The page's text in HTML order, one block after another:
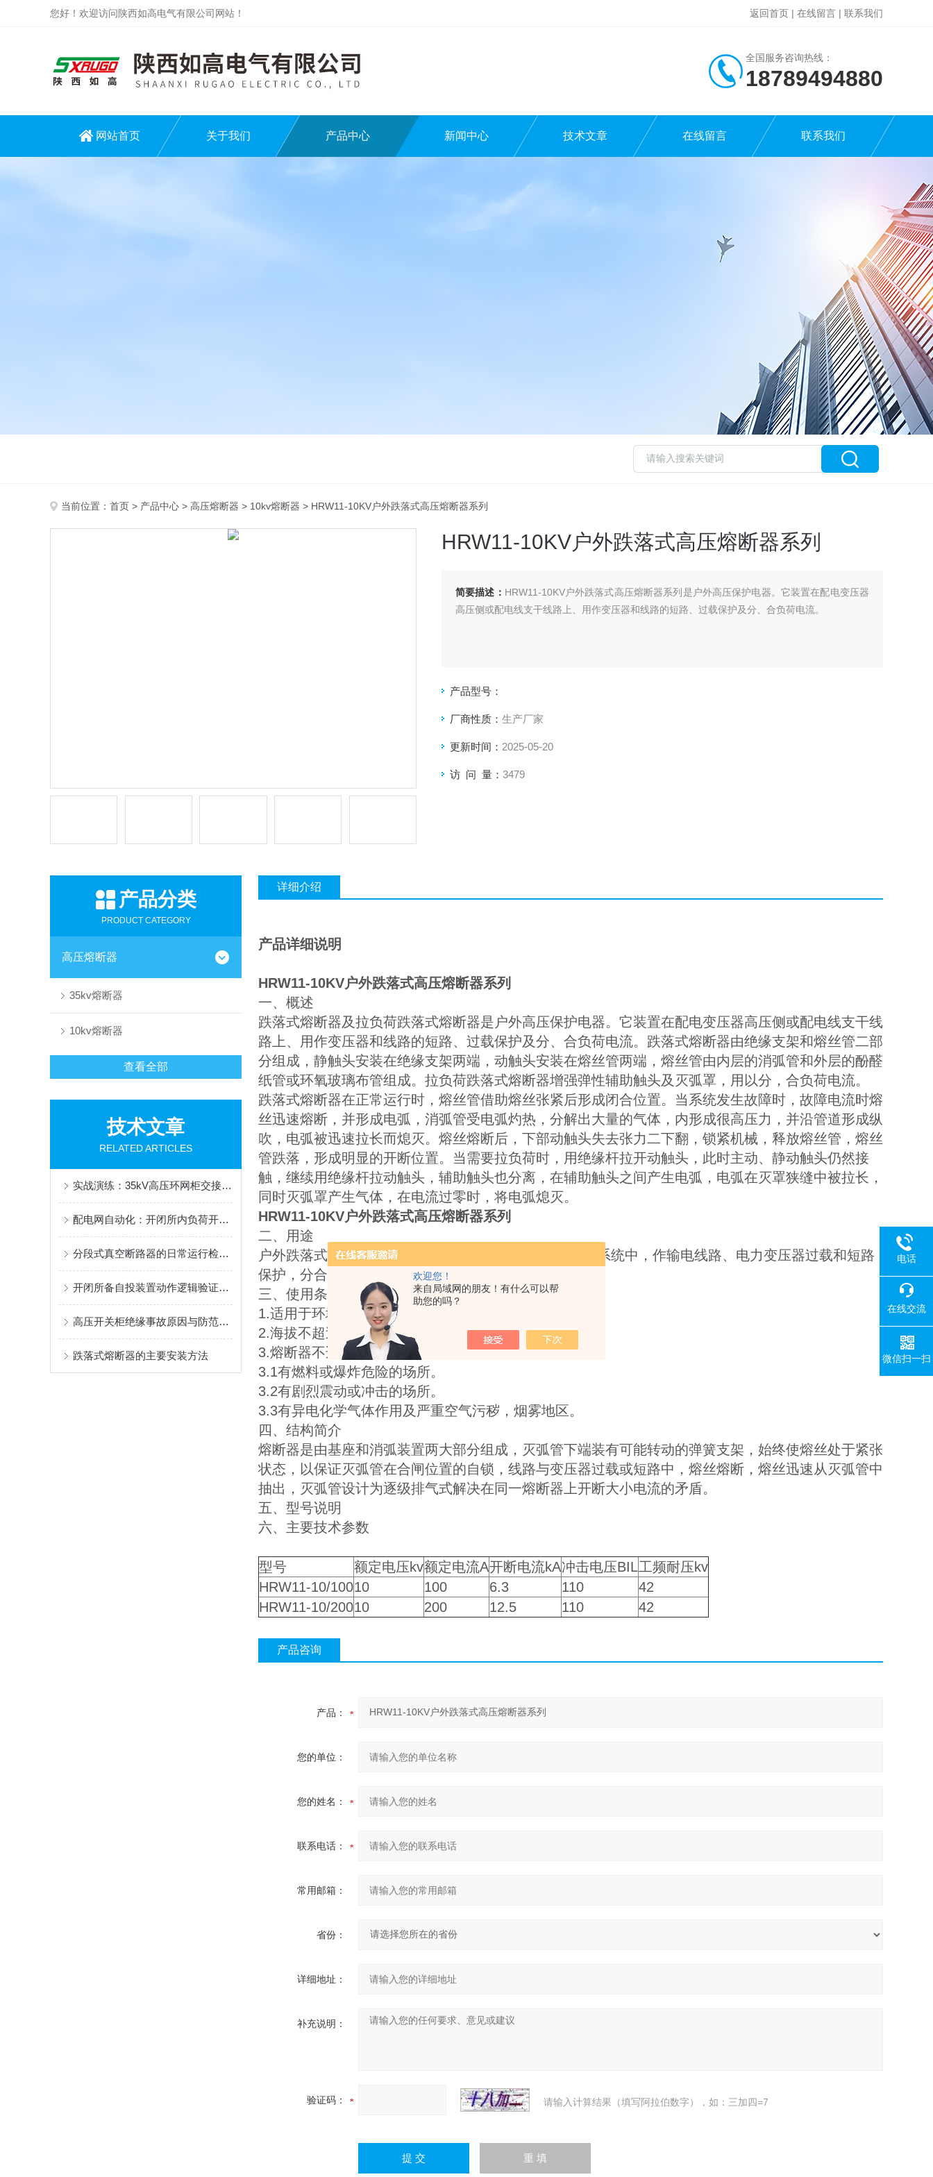
欢迎您！
来自局域网的朋友！有什么可以帮
助您的吗？
您好！欢迎访问陕西如高电气有限公司网站！ 返回首页 | 在线留言 | 联系我们
全国服务咨询热线：
18789494880
网站首页 关于我们 产品中心 新闻中心 技术文章 在线留言 联系我们
当前位置： 首页 > 产品中心 > 高压熔断器 > 10kv熔断器 > HRW11-10KV户外跌落式高压熔断器系列
HRW11-10KV户外跌落式高压熔断器系列
简要描述： HRW11-10KV户外跌落式高压熔断器系列是户外高压保护电器。它装置在配电变压器
高压侧或配电线支干线路上、用作变压器和线路的短路、过载保护及分、合负荷电流。
产品型号：
厂商性质： 生产厂家
更新时间： 2025-05-20
访 问 量： 3479
产品分类
PRODUCT CATEGORY
高压熔断器
35kv熔断器
10kv熔断器
查看全部
技术文章
RELATED ARTICLES
实战演练：35kV高压环网柜交接试验项目详解及标准解读
配电网自动化：开闭所内负荷开关与断路器配合逻辑探究
分段式真空断路器的日常运行检查要点
开闭所备自投装置动作逻辑验证方法
高压开关柜绝缘事故原因与防范措施
跌落式熔断器的主要安装方法
详细介绍
产品详细说明
HRW11-10KV户外跌落式高压熔断器系列
一、概述
跌落式熔断器及拉负荷跌落式熔断器是户外高压保护电器。它装置在配电变压器高压侧或配电线支干线
路上、用作变压器和线路的短路、过载保护及分、合负荷电流。跌落式熔断器由绝缘支架和熔丝管二部
分组成，静触头安装在绝缘支架两端，动触头安装在熔丝管两端，熔丝管由内层的消弧管和外层的酚醛
纸管或环氧玻璃布管组成。拉负荷跌落式熔断器增强弹性辅助触头及灭弧罩，用以分，合负荷电流。
跌落式熔断器在正常运行时，熔丝管借助熔丝张紧后形成闭合位置。当系统发生故障时，故障电流时熔
丝迅速熔断，并形成电弧，消弧管受电弧灼热，分解出大量的气体，内形成很高压力，并沿管道形成纵
吹，电弧被迅速拉长而熄灭。熔丝熔断后，下部动触头失去张力二下翻，锁紧机械，释放熔丝管，熔丝
管跌落，形成明显的开断位置。当需要拉负荷时，用绝缘杆拉开动触头，此时主动、静动触头仍然接
触，继续用绝缘杆拉动触头，辅助触头也分离，在辅助触头之间产生电弧，电弧在灭罩狭缝中被拉长，
同时灭弧罩产生气体，在电流过零时，将电弧熄灭。
HRW11-10KV户外跌落式高压熔断器系列
二、用途
户外跌落式熔断器适用于35kv及以下电压频率50Hz电力系统中，作输电线路、电力变压器过载和短路
保护，分合额定负荷电流只用，机械寿命≥2000次。
三、使用条件
1.适用于环境温度上限40℃，下限-30℃之内。
2.海拔不超过1000m，风速不大于35m/s
3.熔断器不适用于下述场所
3.1有燃料或爆炸危险的场所。
3.2有剧烈震动或冲击的场所。
3.3有异电化学气体作用及严重空气污秽，烟雾地区。
四、结构简介
熔断器是由基座和消弧装置两大部分组成，灭弧管下端装有可能转动的弹簧支架，始终使熔丝处于紧张
状态，以保证灭弧管在合闸位置的自锁，线路与变压器过载或短路中，熔丝熔断，熔丝迅速从灭弧管中
抽出，灭弧管设计为逐级排气式解决在同一熔断器上开断大小电流的矛盾。
五、型号说明
六、主要技术参数
型号 额定电压kv额定电流A开断电流kA冲击电压BIL工频耐压kv
HRW11-10/10010 100 6.3 110
42
HRW11-10/20010 200 12.5 110 42
产品咨询
产品：
您的单位：
您的姓名：
联系电话：
常用邮箱：
省份：
详细地址：
补充说明：
验证码： 请输入计算结果（填写阿拉伯数字），如：三加四=7
电话
在线交流
微信扫一扫